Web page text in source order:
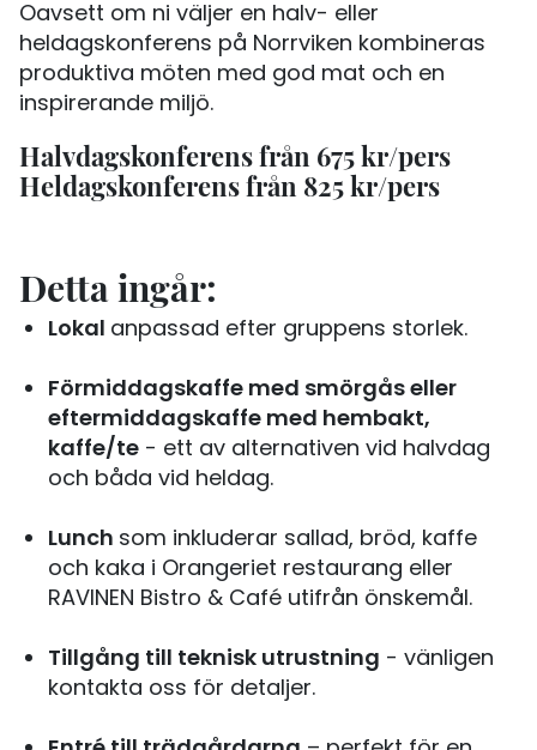
Oavsett om ni väljer en halv- eller
heldagskonferens på Norrviken kombineras
produktiva möten med god mat och en
inspirerande miljö.
Halvdagskonferens från 675 kr/pers
Heldagskonferens från 825 kr/pers
Detta ingår:
Lokal anpassad efter gruppens storlek.
Förmiddagskaffe med smörgås eller
eftermiddagskaffe med hembakt,
kaffe/te - ett av alternativen vid halvdag
och båda vid heldag.
Lunch som inkluderar sallad, bröd, kaffe
och kaka i Orangeriet restaurang eller
RAVINEN Bistro & Café utifrån önskemål.
Tillgång till teknisk utrustning - vänligen
kontakta oss för detaljer.